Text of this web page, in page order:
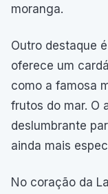
moranga.
Outro destaque
oferece um
como a famosa
frutos do mar. O
deslumbrante
ainda mais
No coração da